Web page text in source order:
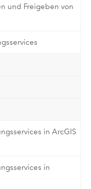
und Freigeben von
in ArcGIS
in